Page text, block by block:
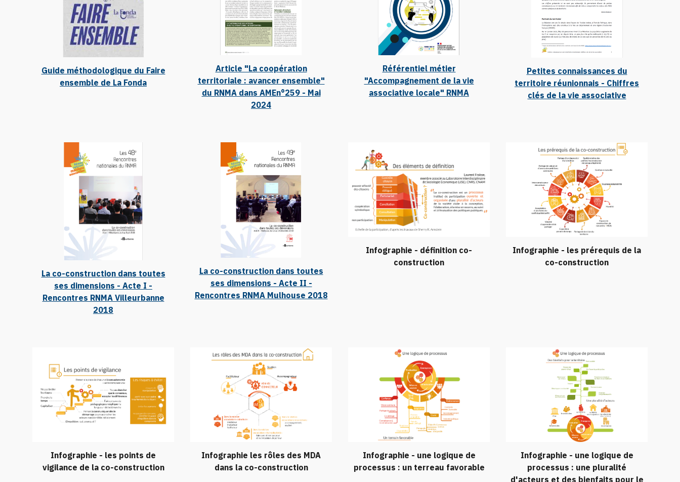
Guide méthodologique du Faire
ensemble de La Fonda
Article "La coopération
territoriale : avancer ensemble"
du RNMA dans AMEn°259 - Mai
2024
Référentiel métier
"Accompagnement de la vie
associative locale" RNMA
Petites connaissances du
territoire réunionnais - Chiffres
clés de la vie associative
La co-construction dans toutes
ses dimensions - Acte I -
Rencontres RNMA Villeurbanne
2018
La co-construction dans toutes
ses dimensions - Acte II -
Rencontres RNMA Mulhouse 2018
Infographie - définition co-
construction
Infographie - les prérequis de la
co-construction
Infographie - les points de
vigilance de la co-construction
Infographie les rôles des MDA
dans la co-construction
Infographie - une logique de
processus : un terreau favorable
Infographie - une logique de
processus : une pluralité
d'acteurs et des bienfaits pour le